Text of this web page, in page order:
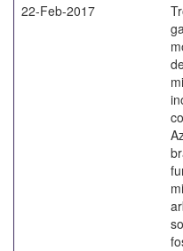
22-Feb-2017